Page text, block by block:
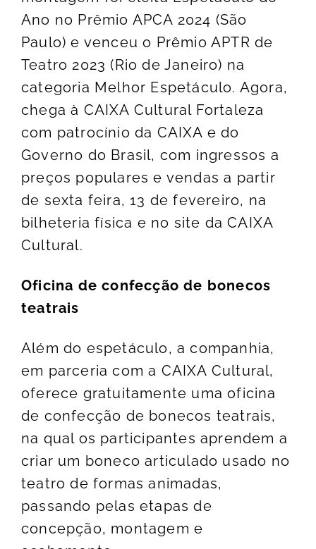
Ano no Prêmio APCA 2024 (São
Paulo) e venceu o Prêmio APTR de
Teatro 2023 (Rio de Janeiro) na
categoria Melhor Espetáculo. Agora,
chega à CAIXA Cultural Fortaleza
com patrocínio da CAIXA e do
Governo do Brasil, com ingressos a
preços populares e vendas a partir
de sexta feira, 13 de fevereiro, na
bilheteria física e no site da CAIXA
Cultural.
Oficina de confecção de bonecos
teatrais
Além do espetáculo, a companhia,
em parceria com a CAIXA Cultural,
oferece gratuitamente uma oficina
de confecção de bonecos teatrais,
na qual os participantes aprendem a
criar um boneco articulado usado no
teatro de formas animadas,
passando pelas etapas de
concepção, montagem e